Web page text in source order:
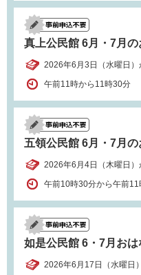
真上公民館 6月・7月
2026年6月3日（水曜日）
午前11時から11時30分
五領公民館 6月・7月
2026年6月4日（木曜日）
午前10時30分から午前11
如是公民館 6・7月おは
2026年6月17日（水曜日